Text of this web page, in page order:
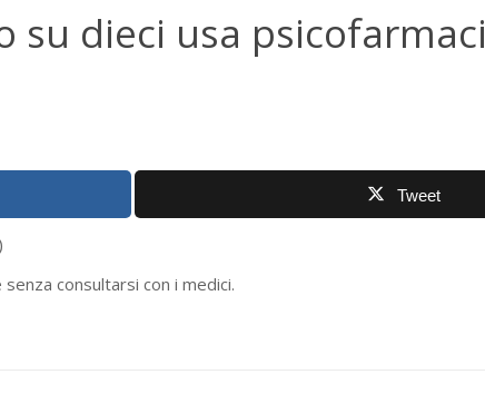
su dieci usa psicofarmaci
Tweet
consultarsi con i medici.